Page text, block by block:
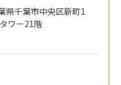
県千葉市中央区新町1
ワー21階